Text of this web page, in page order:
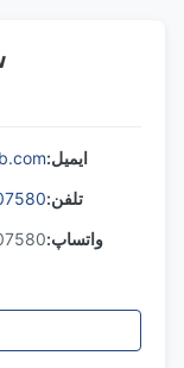
ایمیل:
تلفن:
واتساپ: